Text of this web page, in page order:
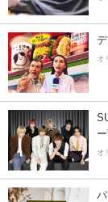
オ
ー
オ